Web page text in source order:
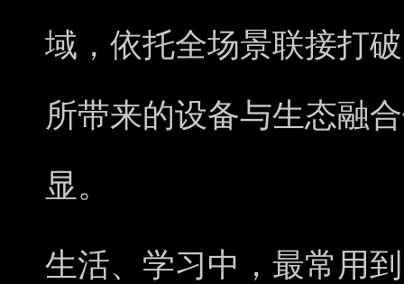
域，依托全场景联接打
所带来的设备与生态融
显。
生活、学习中，最常用